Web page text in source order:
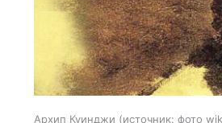
Архип Куинджи источник: фото